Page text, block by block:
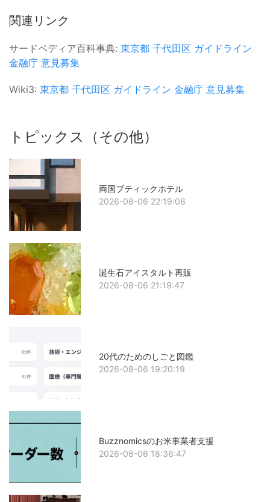
関連リンク
サードペディア百科事典: 東京都 千代田区 ガイドライン
金融庁 意見募集
Wiki3: 東京都 千代田区 ガイドライン 金融庁 意見募集
トピックス（その他）
両国ブティックホテル
2026-08-06 22:19:08
誕生石アイスタルト再販
2026-08-06 21:19:47
20代のためのしごと図鑑
2026-08-06 19:20:19
Buzznomicsのお米事業者支援
2026-08-06 18:36:47